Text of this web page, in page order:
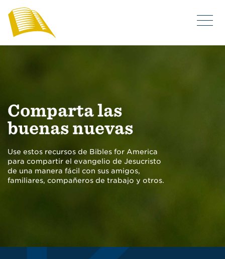
Comparta las
buenas nuevas
Use estos recursos de Bibles for America
para compartir el evangelio de Jesucristo
de una manera fácil con sus amigos,
familiares, compañeros de trabajo y otros.